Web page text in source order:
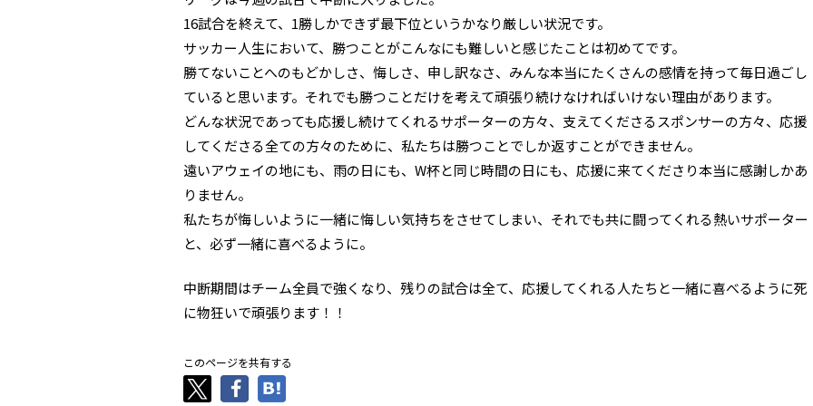
16試合を終えて、1勝しかできず最下位というかなり厳しい状況です。
サッカー人生において、勝つことがこんなにも難しいと感じたことは初めてです。
勝てないことへのもどかしさ、悔しさ、申し訳なさ、みんな本当にたくさんの感情を持って毎日過ごし
ていると思います。それでも勝つことだけを考えて頑張り続けなければいけない理由があります。
どんな状況であっても応援し続けてくれるサポーターの方々、支えてくださるスポンサーの方々、応援
してくださる全ての方々のために、私たちは勝つことでしか返すことができません。
遠いアウェイの地にも、雨の日にも、W杯と同じ時間の日にも、応援に来てくださり本当に感謝しかあ
りません。
私たちが悔しいように一緒に悔しい気持ちをさせてしまい、それでも共に闘ってくれる熱いサポーター
と、必ず一緒に喜べるように。
中断期間はチーム全員で強くなり、残りの試合は全て、応援してくれる人たちと一緒に喜べるように死
に物狂いで頑張ります！！
このページを共有する